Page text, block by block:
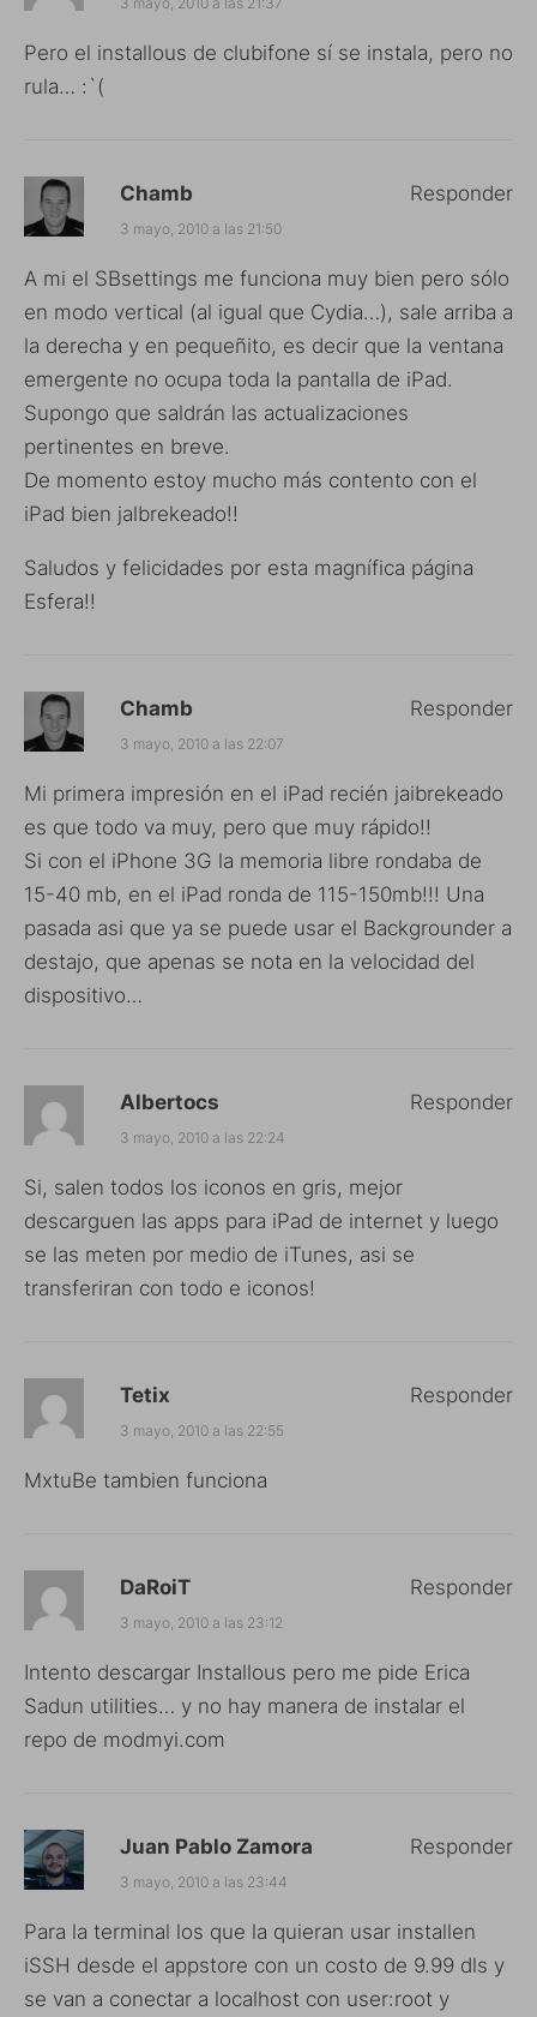
Pero el installous de clubifone sí se instala, pero no
rula… :`(
Chamb
3 mayo, 2010 a las 21:50
A mi el SBsettings me funciona muy bien pero sólo
en modo vertical (al igual que Cydia…), sale arriba a
la derecha y en pequeñito, es decir que la ventana
emergente no ocupa toda la pantalla de iPad.
Supongo que saldrán las actualizaciones
pertinentes en breve.
De momento estoy mucho más contento con el
iPad bien jalbrekeado!!
Saludos y felicidades por esta magnífica página
Esfera!!
Responder
Chamb
3 mayo, 2010 a las 22:07
Mi primera impresión en el iPad recién jaibrekeado
es que todo va muy, pero que muy rápido!!
Si con el iPhone 3G la memoria libre rondaba de
15-40 mb, en el iPad ronda de 115-150mb!!! Una
pasada asi que ya se puede usar el Backgrounder a
destajo, que apenas se nota en la velocidad del
dispositivo…
Responder
Albertocs
3 mayo, 2010 a las 22:24
Si, salen todos los iconos en gris, mejor
descarguen las apps para iPad de internet y luego
se las meten por medio de iTunes, asi se
transferiran con todo e iconos!
Responder
Tetix
3 mayo, 2010 a las 22:55
MxtuBe tambien funciona
Responder
DaRoiT
3 mayo, 2010 a las 23:12
Intento descargar Installous pero me pide Erica
Sadun utilities… y no hay manera de instalar el
repo de modmyi.com
Responder
Juan Pablo Zamora
3 mayo, 2010 a las 23:44
Para la terminal los que la quieran usar installen
iSSH desde el appstore con un costo de 9.99 dls y
se van a conectar a localhost con user:root y
Responder